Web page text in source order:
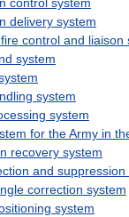
delivery system
control and liaison
system
system
system
for the Army in
recovery system
and suppression
correction system
system